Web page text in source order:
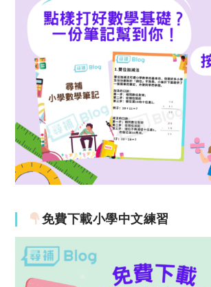
免費下載小學中文練習